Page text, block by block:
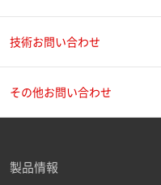
技術お問い合わせ
その他お問い合わせ
製品情報